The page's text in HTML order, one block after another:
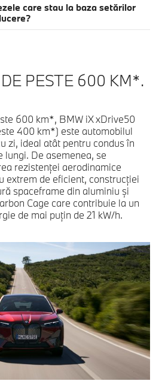
care stau la baza setărilor
PESTE 600 KM*.
600 km*, BMW iX xDrive50
400 km*) este automobilul
zi, ideal atât pentru condus în
lungi. De asemenea, se
rezistenţei aerodinamice
extrem de eficient, construcţiei
spaceframe din aluminiu şi
Cage care contribuie la un
de mai puţin de 21 kW/h.